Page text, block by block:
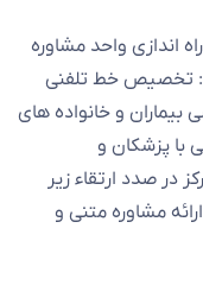
اندازی واحد مشاوره
تخصیص خط تلفنی
و خانواده های
با پزشکان و
در صدد ارتقاء زیر
مشاوره متنی و